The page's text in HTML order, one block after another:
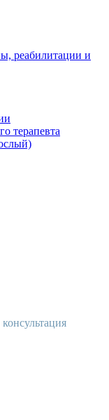
реабилитации и
терапевта